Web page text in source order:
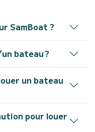
SamBoat ?
bateau ?
un bateau
pour louer